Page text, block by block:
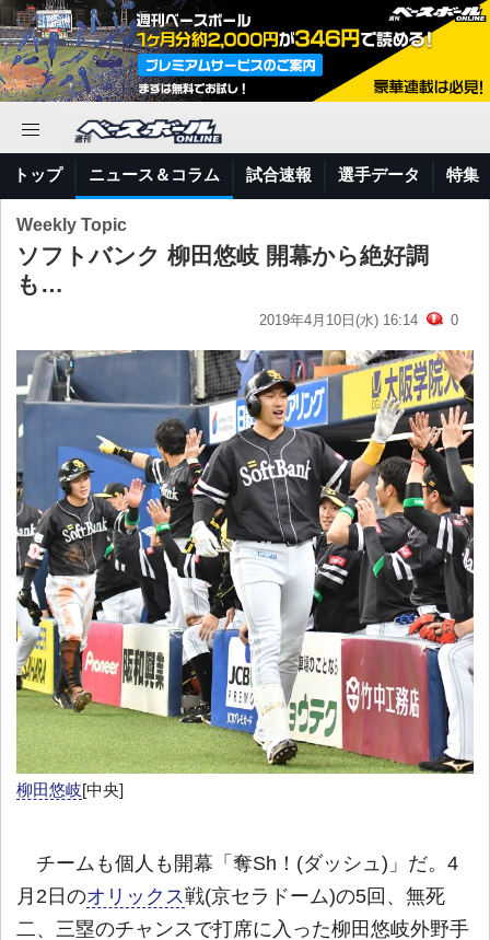
トップ ニュース＆コラム 試合速報 選手データ 特集
Weekly Topic
ソフトバンク 柳田悠岐 開幕から絶好調
も…
2019年4月10日(水) 16:14 0
柳田悠岐[中央]
チームも個人も開幕「奪Sh！(ダッシュ)」だ。4
月2日のオリックス戦(京セラドーム)の5回、無死
二、三塁のチャンスで打席に入った柳田悠岐外野手